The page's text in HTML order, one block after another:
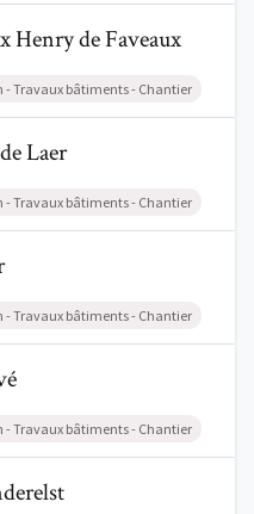
Henry de Faveaux
Henry de Faveaux
- Travaux bâtiments - Chantier
Laer
Laer
- Travaux bâtiments - Chantier
- Travaux bâtiments - Chantier
- Travaux bâtiments - Chantier